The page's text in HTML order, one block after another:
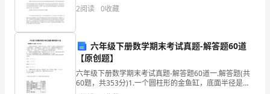
钱，
2阅读 0收藏
六年级下册数学期末考试真题-解答题60道
【原创题】
六年级下册数学期末考试真题-解答题60道一.解答题(共
60题，共353分)1.一个圆柱形的金鱼缸，底面半径是